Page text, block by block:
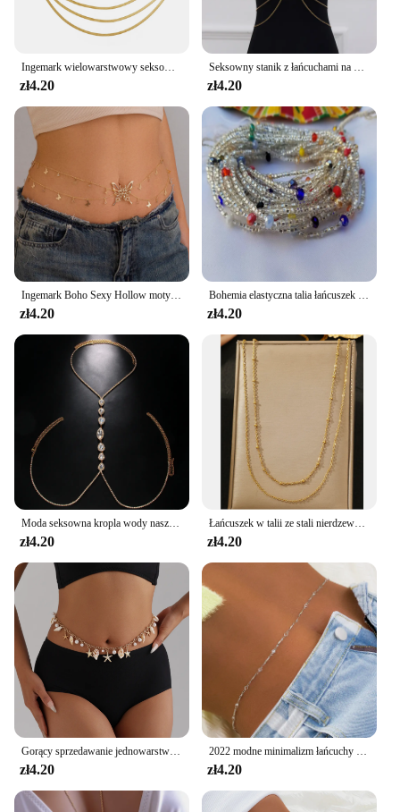
chain's versatility and timeless design make it a
perfect addition to any jewelry collection, whether
you're a seasoned collector or just starting out.
zł4.20 zł4.20
zł4.20 zł4.20
zł4.20
Łańcuszek w talii ze stali nierdzewnej Nowy prosty wielowarstwowy łańcuszek elegancki Elegancki łańcuszek w talii dla kobiet Biżuteria Prezent na imprezę Codzienne noszenie
zł4.20
zł4.20 zł4.20